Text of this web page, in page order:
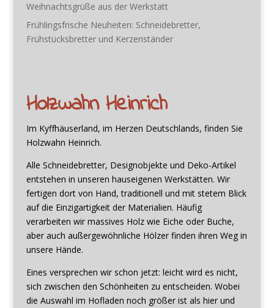
Weihnachtsgrüße aus der Werkstatt
Frühlingsfrische Neuheiten: Schneidebretter,
Frühstücksbretter und Kerzenständer
Holzwahn Heinrich
Im Kyffhäuserland, im Herzen Deutschlands, finden Sie
Holzwahn Heinrich.
Alle Schneidebretter, Designobjekte und Deko-Artikel
entstehen in unseren hauseigenen Werkstätten. Wir
fertigen dort von Hand, traditionell und mit stetem Blick
auf die Einzigartigkeit der Materialien. Häufig
verarbeiten wir massives Holz wie Eiche oder Buche,
aber auch außergewöhnliche Hölzer finden ihren Weg in
unsere Hände.
Eines versprechen wir schon jetzt: leicht wird es nicht,
sich zwischen den Schönheiten zu entscheiden. Wobei
die Auswahl im Hofladen noch größer ist als hier und